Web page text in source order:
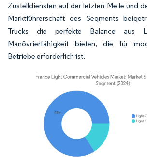
Zustelldiensten auf der letzten Meile und
Marktführerschaft des Segments
Trucks die perfekte Balance aus
Manövrierfähigkeit bieten, die für
Betriebe erforderlich ist.